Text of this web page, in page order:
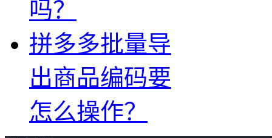
吗？
拼多多批量导
出商品编码要
怎么操作？